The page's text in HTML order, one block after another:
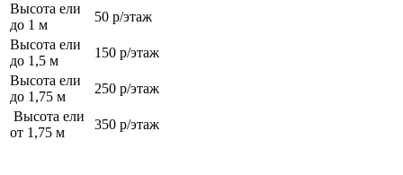
Высота ели
до 1 м
50 р/этаж
Высота ели
до 1,5 м
150 р/этаж
Высота ели
до 1,75 м
250 р/этаж
Высота ели
от 1,75 м
350 р/этаж